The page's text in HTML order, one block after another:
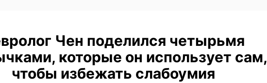
Чен поделился четырьмя
которые он использует сам,
чтобы избежать слабоумия